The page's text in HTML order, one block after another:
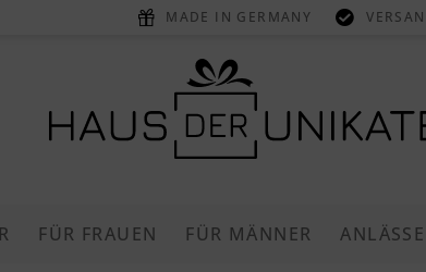
MADE IN GERMANY
FÜR FRAUEN FÜR MÄNNER ANLÄSSE